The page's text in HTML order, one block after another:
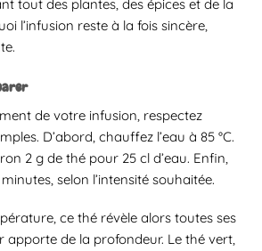
tout des plantes, des épices et de la
l’infusion reste à la fois sincère,
de votre infusion, respectez
D’abord, chauffez l’eau à 85 °C.
2 g de thé pour 25 cl d’eau. Enfin,
selon l’intensité souhaitée.
ce thé révèle alors toutes ses
apporte de la profondeur. Le thé vert,